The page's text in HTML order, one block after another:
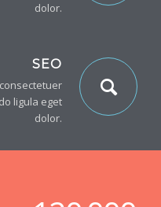
dolor.
SEO
ligula eget
dolor.